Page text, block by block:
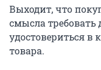
Выходит, что
смысла требовать
удостовериться в
товара.